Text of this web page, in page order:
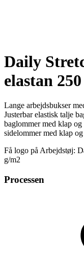
Daily
elastan
Lange arbejdsbukser
Justerbar elastisk talje
baglommer med klap
sidelommer med klap
Få logo på Arbejdstøj:
g/m2
Processen